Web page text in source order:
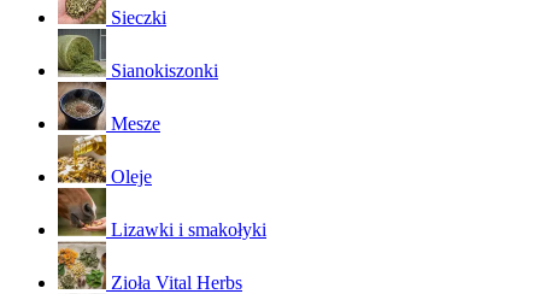
Sieczki
Sianokiszonki
Mesze
Oleje
Lizawki i smakołyki
Zioła Vital Herbs